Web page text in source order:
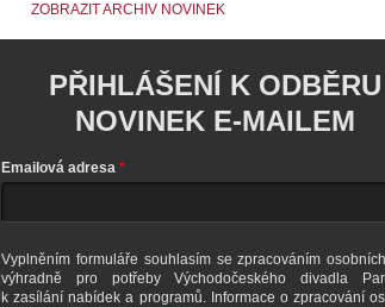
ZOBRAZIT ARCHIV NOVINEK
PŘIHLÁŠENÍ K ODBĚRU
NOVINEK E-MAILEM
Emailová adresa
Vyplněním formuláře souhlasím se zpracováním
výhradně pro potřeby Východočeského divadla
k zasílání nabídek a programů. Informace o zpracování